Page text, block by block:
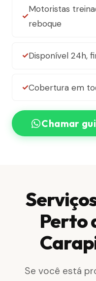
Motoristas
reboque
Disponível 24h,
Cobertura em
Chamar
Perto
Se você está